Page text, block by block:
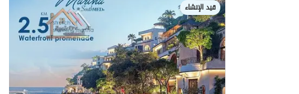
قيد الإنشاء